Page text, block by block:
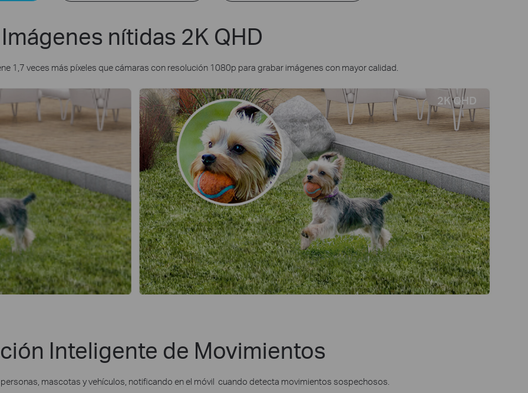
Imágenes nítidas 2K QHD
1,7 veces más píxeles que cámaras con resolución 1080p para grabar imágenes con mayor calidad.
2K QHD
Inteligente de Movimientos
mascotas y vehículos, notificando en el móvil cuando detecta movimientos sospechosos.